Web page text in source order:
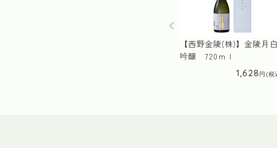
【西野金陵(株)】金陵月白
吟醸 720ｍｌ
1,628